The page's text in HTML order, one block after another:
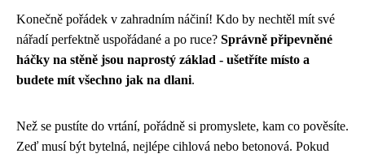
Konečně pořádek v zahradním náčiní! Kdo by nechtěl mít své
nářadí perfektně uspořádané a po ruce? Správně připevněné
háčky na stěně jsou naprostý základ - ušetříte místo a
budete mít všechno jak na dlani.
Než se pustíte do vrtání, pořádně si promyslete, kam co pověsíte.
Zeď musí být bytelná, nejlépe cihlová nebo betonová. Pokud